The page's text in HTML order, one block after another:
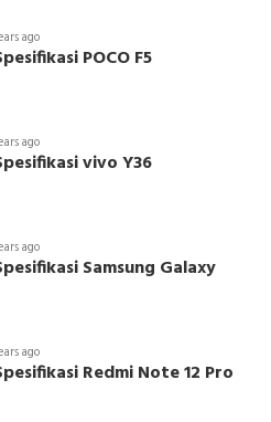
ago
POCO F5
ago
vivo Y36
ago
Samsung Galaxy
ago
Redmi Note 12 Pro